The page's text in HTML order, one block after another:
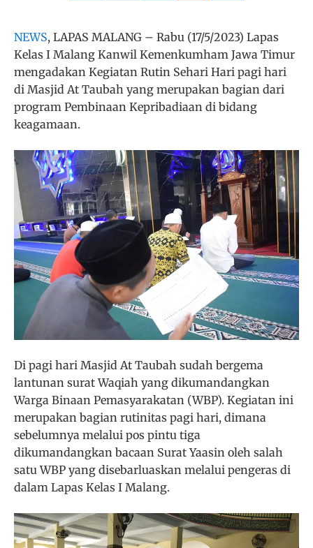
NEWS, LAPAS MALANG – Rabu (17/5/2023) Lapas
Kelas I Malang Kanwil Kemenkumham Jawa Timur
mengadakan Kegiatan Rutin Sehari Hari pagi hari
di Masjid At Taubah yang merupakan bagian dari
program Pembinaan Kepribadiaan di bidang
keagamaan.
Di pagi hari Masjid At Taubah sudah bergema
lantunan surat Waqiah yang dikumandangkan
Warga Binaan Pemasyarakatan (WBP). Kegiatan ini
merupakan bagian rutinitas pagi hari, dimana
sebelumnya melalui pos pintu tiga
dikumandangkan bacaan Surat Yaasin oleh salah
satu WBP yang disebarluaskan melalui pengeras di
dalam Lapas Kelas I Malang.